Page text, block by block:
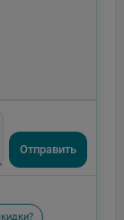
Отправить